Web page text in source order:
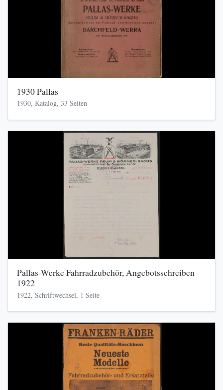
1930 Pallas
1930, Katalog, 33 Seiten
Pallas-Werke Fahrradzubehör, Angebotsschreiben
1922
1922, Schriftwechsel, 1 Seite